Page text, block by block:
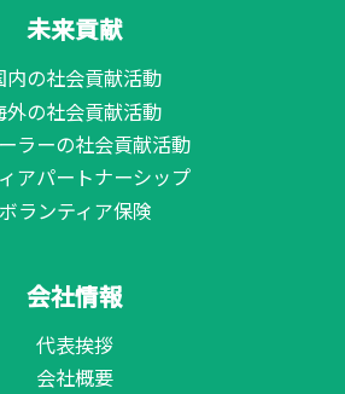
未来貢献
内の社会貢献活動
外の社会貢献活動
ラーの社会貢献活動
アパートナーシップ
ボランティア保険
会社情報
代表挨拶
会社概要